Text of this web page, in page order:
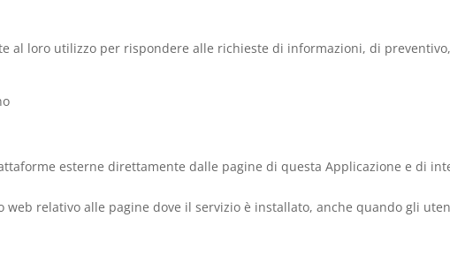
al loro utilizzo per rispondere alle richieste di informazioni, di
esterne direttamente dalle pagine di questa Applicazione e di
relativo alle pagine dove il servizio è installato, anche quando gli